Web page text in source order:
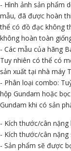
- Hình ảnh sản phẩm
mẫu, đã được hoàn
thể có đồ đạc không
không hoàn toàn
- Các mẫu của hãng
Tuy nhiên có thể có
sản xuất tại nhà máy
- Phân loại combo:
hộp Gundam hoặc
Gundam khi có sản
- Kích thước/cân
- Kích thước/cân
- Sản phẩm sẽ được